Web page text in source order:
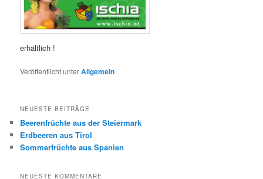
erhältlich !
Veröffentlicht unterAllgemein
NEUESTE BEITRÄGE
Beerenfrüchte aus der Steiermark
Erdbeeren aus Tirol
Sommerfrüchte aus Spanien
NEUESTE KOMMENTARE